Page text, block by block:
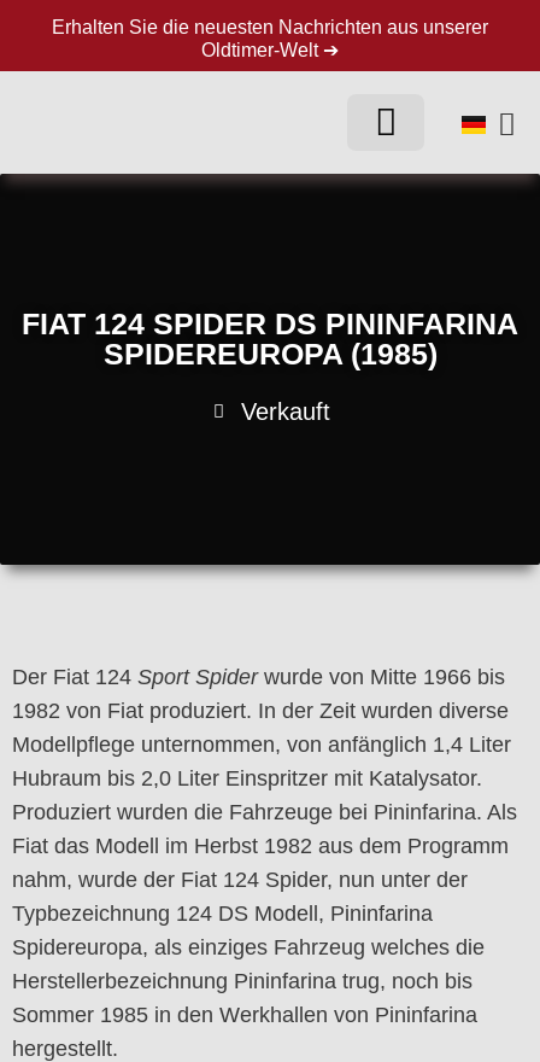
Erhalten Sie die neuesten Nachrichten aus unserer
Oldtimer-Welt ➔
FIAT 124 SPIDER DS PININFARINA
SPIDEREUROPA (1985)
Verkauft
Der Fiat 124 Sport Spiderwurde von Mitte 1966 bis
1982 von Fiat produziert. In der Zeit wurden diverse
Modellpflege unternommen, von anfänglich 1,4 Liter
Hubraum bis 2,0 Liter Einspritzer mit Katalysator.
Produziert wurden die Fahrzeuge bei Pininfarina. Als
Fiat das Modell im Herbst 1982 aus dem Programm
nahm, wurde der Fiat 124 Spider, nun unter der
Typbezeichnung 124 DS Modell, Pininfarina
Spidereuropa, als einziges Fahrzeug welches die
Herstellerbezeichnung Pininfarina trug, noch bis
Sommer 1985 in den Werkhallen von Pininfarina
hergestellt.